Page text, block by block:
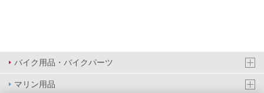
バイク用品・バイクパーツ
マリン用品